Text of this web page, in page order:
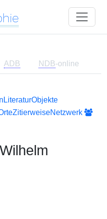
ADB NDB-online
LiteraturObjekte
ZitierweiseNetzwerk